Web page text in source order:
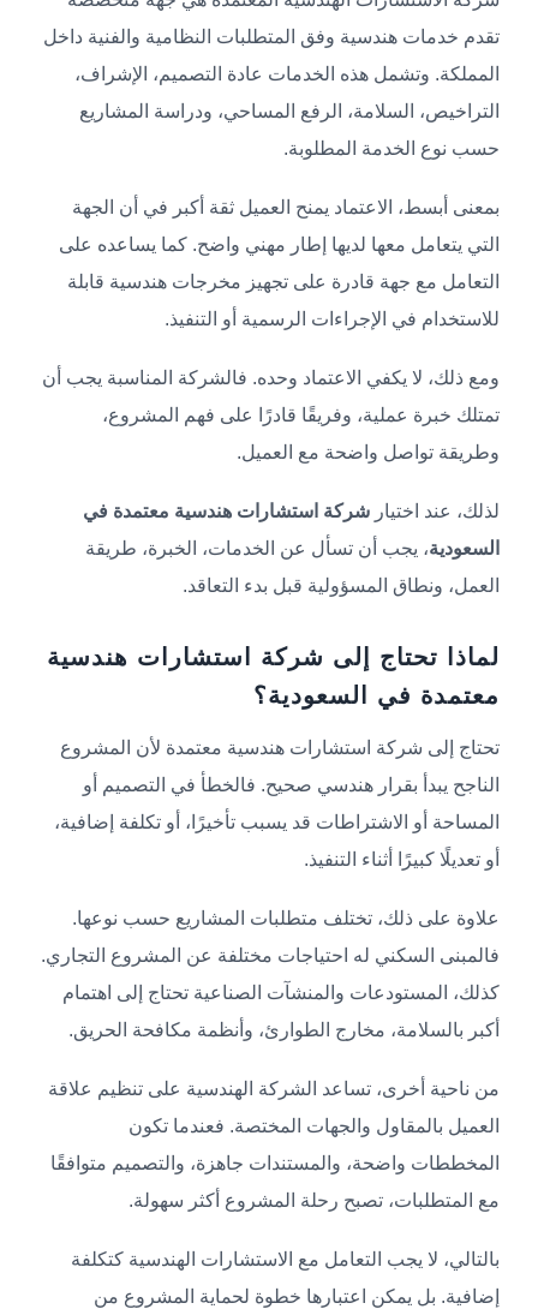
تقدم خدمات هندسية وفق المتطلبات النظامية والفنية داخل
المملكة. وتشمل هذه الخدمات عادة التصميم، الإشراف،
التراخيص، السلامة، الرفع المساحي، ودراسة المشاريع
حسب نوع الخدمة المطلوبة.
بمعنى أبسط، الاعتماد يمنح العميل ثقة أكبر في أن الجهة
التي يتعامل معها لديها إطار مهني واضح. كما يساعده على
التعامل مع جهة قادرة على تجهيز مخرجات هندسية قابلة
للاستخدام في الإجراءات الرسمية أو التنفيذ.
ومع ذلك، لا يكفي الاعتماد وحده. فالشركة المناسبة يجب أن
تمتلك خبرة عملية، وفريقًا قادرًا على فهم المشروع،
وطريقة تواصل واضحة مع العميل.
لذلك، عند اختيار شركة استشارات هندسية معتمدة في
السعودية، يجب أن تسأل عن الخدمات، الخبرة، طريقة
العمل، ونطاق المسؤولية قبل بدء التعاقد.
لماذا تحتاج إلى شركة استشارات هندسية
معتمدة في السعودية؟
تحتاج إلى شركة استشارات هندسية معتمدة لأن المشروع
الناجح يبدأ بقرار هندسي صحيح. فالخطأ في التصميم أو
المساحة أو الاشتراطات قد يسبب تأخيرًا، أو تكلفة إضافية،
أو تعديلًا كبيرًا أثناء التنفيذ.
علاوة على ذلك، تختلف متطلبات المشاريع حسب نوعها.
فالمبنى السكني له احتياجات مختلفة عن المشروع التجاري.
كذلك، المستودعات والمنشآت الصناعية تحتاج إلى اهتمام
أكبر بالسلامة، مخارج الطوارئ، وأنظمة مكافحة الحريق.
من ناحية أخرى، تساعد الشركة الهندسية على تنظيم علاقة
العميل بالمقاول والجهات المختصة. فعندما تكون
المخططات واضحة، والمستندات جاهزة، والتصميم متوافقًا
مع المتطلبات، تصبح رحلة المشروع أكثر سهولة.
بالتالي، لا يجب التعامل مع الاستشارات الهندسية كتكلفة
إضافية. بل يمكن اعتبارها خطوة لحماية المشروع من